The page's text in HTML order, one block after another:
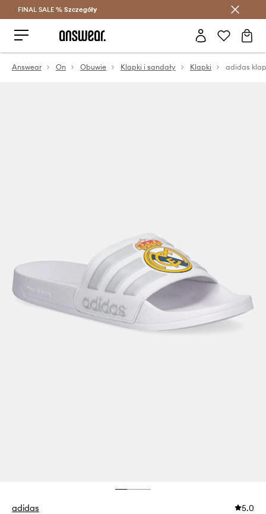
Oszczędzaj z Answear Club >
FINAL SALE % Szczegóły
Answear On Obuwie Klapki i sandały Klapki
adidas 5.0